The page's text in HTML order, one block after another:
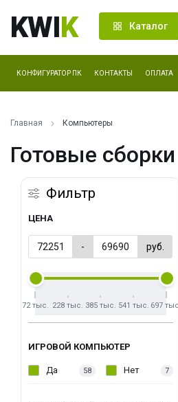
KWIK Каталог
КОНФИГУРАТОР ПК КОНТАКТЫ ОПЛАТА
Главная Компьютеры
Готовые
Фильтр
ЦЕНА
- руб.
72 тыс. 228 тыс. 385 тыс. 541 тыс. 697
ИГРОВОЙ КОМПЬЮТЕР
Да 58 Нет 7